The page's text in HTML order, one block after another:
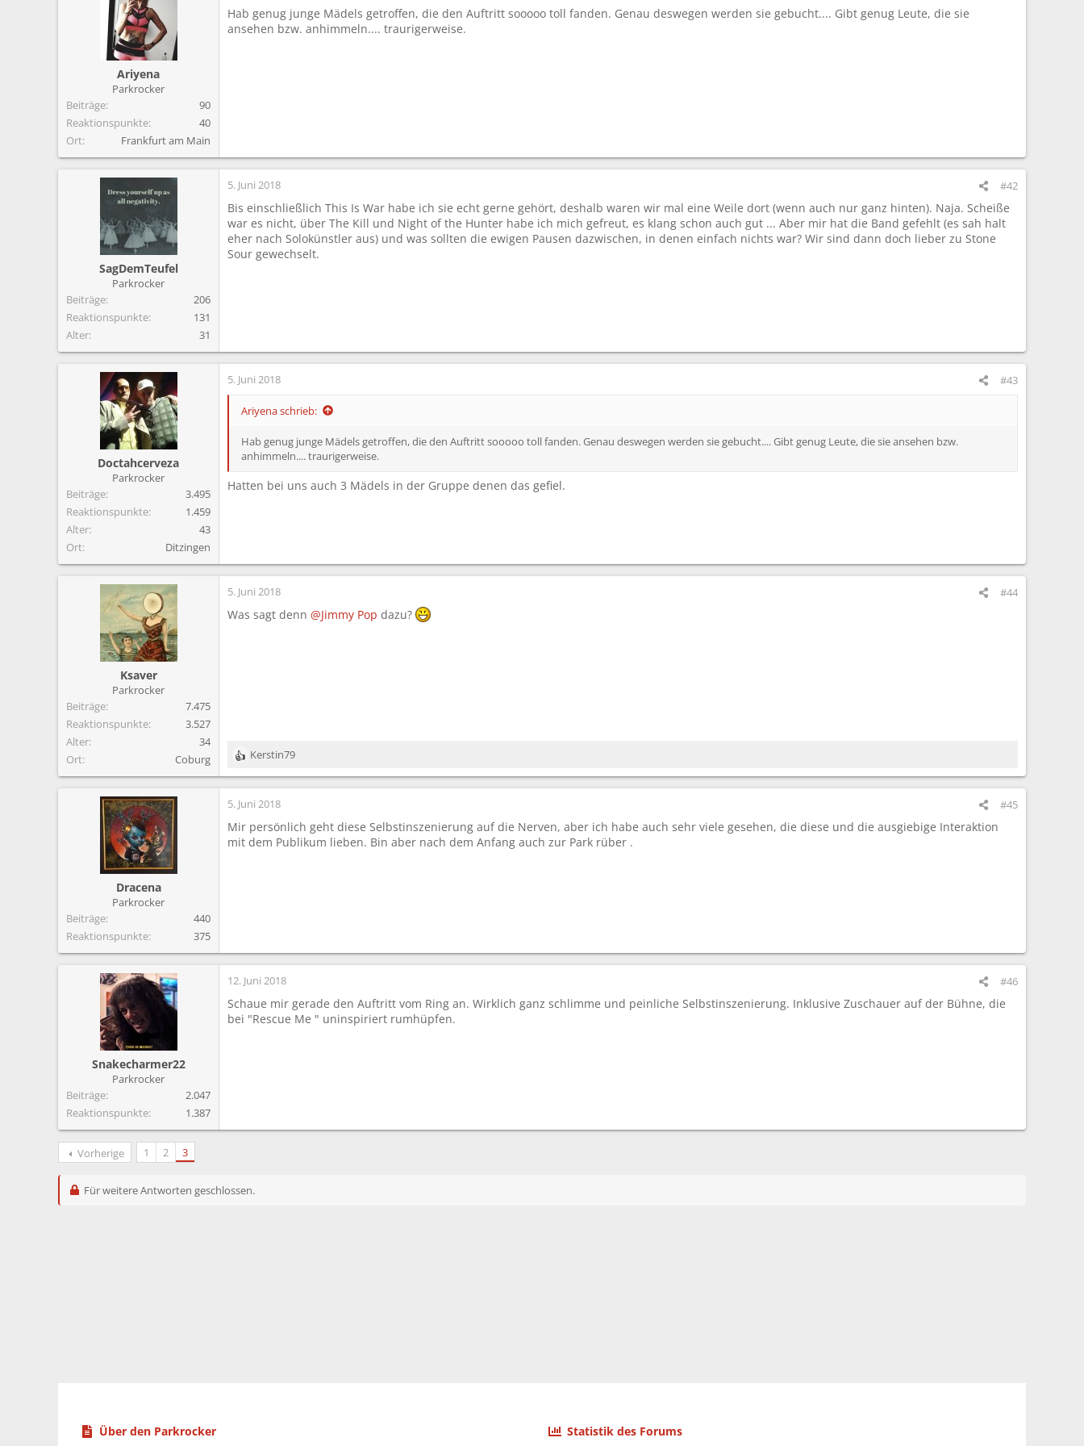
Ariyena
Parkrocker
Beiträge
90
Reaktionspunkte
40
Ort
Frankfurt am Main
Hab genug junge Mädels getroffen, die den Auftritt sooooo toll fanden. Genau deswegen werden sie gebucht.... Gibt genug Leute, die sie
ansehen bzw. anhimmeln.... traurigerweise.
SagDemTeufel
Parkrocker
Beiträge
206
Reaktionspunkte
131
Alter
31
5. Juni 2018 #42
Bis einschließlich This Is War habe ich sie echt gerne gehört, deshalb waren wir mal eine Weile dort (wenn auch nur ganz hinten). Naja. Scheiße
war es nicht, über The Kill und Night of the Hunter habe ich mich gefreut, es klang schon auch gut ... Aber mir hat die Band gefehlt (es sah halt
eher nach Solokünstler aus) und was sollten die ewigen Pausen dazwischen, in denen einfach nichts war? Wir sind dann doch lieber zu Stone
Sour gewechselt.
Doctahcerveza
Parkrocker
Beiträge
3.495
Reaktionspunkte
1.459
Alter
43
Ort
Ditzingen
5. Juni 2018 #43
Ariyena schrieb:
Hab genug junge Mädels getroffen, die den Auftritt sooooo toll fanden. Genau deswegen werden sie gebucht.... Gibt genug Leute, die sie ansehen bzw.
anhimmeln.... traurigerweise.
Hatten bei uns auch 3 Mädels in der Gruppe denen das gefiel.
Ksaver
Parkrocker
Beiträge
7.475
Reaktionspunkte
3.527
Alter
34
Ort
Coburg
5. Juni 2018 #44
Was sagt denn @Jimmy Pop dazu?
R
e
a
k
i
o
Kerstin79
Dracena
Parkrocker
Beiträge
440
Reaktionspunkte
375
5. Juni 2018 #45
Mir persönlich geht diese Selbstinszenierung auf die Nerven, aber ich habe auch sehr viele gesehen, die diese und die ausgiebige Interaktion
mit dem Publikum lieben. Bin aber nach dem Anfang auch zur Park rüber .
Snakecharmer22
Parkrocker
Beiträge
2.047
Reaktionspunkte
1.387
12. Juni 2018 #46
Schaue mir gerade den Auftritt vom Ring an. Wirklich ganz schlimme und peinliche Selbstinszenierung. Inklusive Zuschauer auf der Bühne, die
bei "Rescue Me " uninspiriert rumhüpfen.
Vorherige 1 2 3
Für weitere Antworten geschlossen.
Über den Parkrocker Statistik des Forums